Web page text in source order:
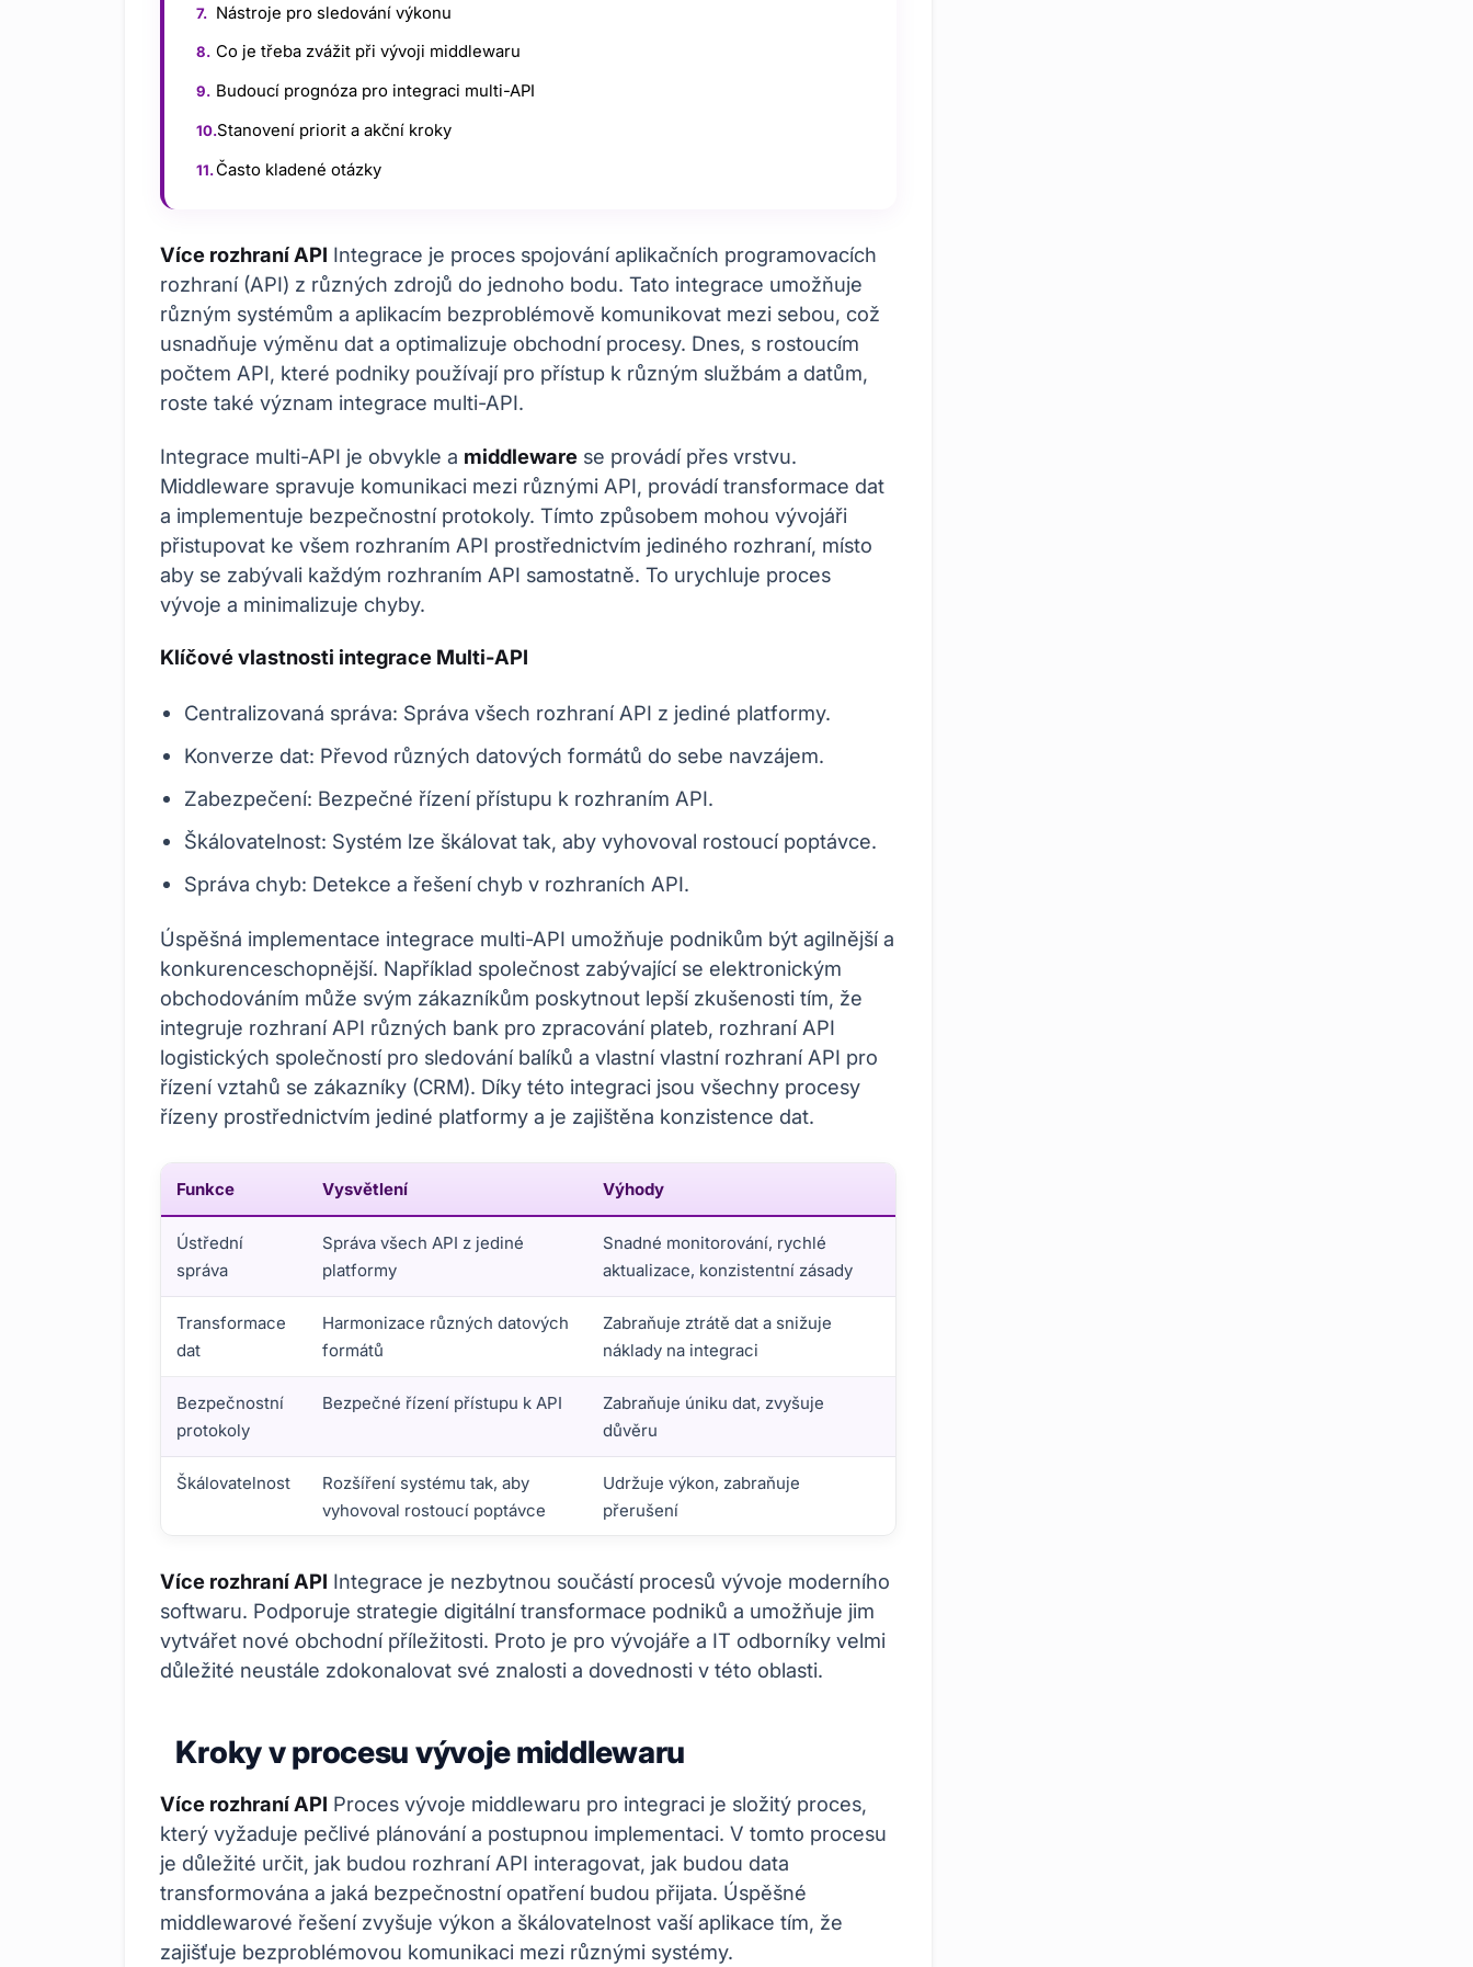
Nástroje pro sledování výkonu
Co je třeba zvážit při vývoji middlewaru
Budoucí prognóza pro integraci multi-API
Stanovení priorit a akční kroky
Často kladené otázky
Více rozhraní API Integrace je proces spojování aplikačních programovacích
rozhraní (API) z různých zdrojů do jednoho bodu. Tato integrace umožňuje
různým systémům a aplikacím bezproblémově komunikovat mezi sebou, což
usnadňuje výměnu dat a optimalizuje obchodní procesy. Dnes, s rostoucím
počtem API, které podniky používají pro přístup k různým službám a datům,
roste také význam integrace multi-API.
Integrace multi-API je obvykle a middleware se provádí přes vrstvu.
Middleware spravuje komunikaci mezi různými API, provádí transformace dat
a implementuje bezpečnostní protokoly. Tímto způsobem mohou vývojáři
přistupovat ke všem rozhraním API prostřednictvím jediného rozhraní, místo
aby se zabývali každým rozhraním API samostatně. To urychluje proces
vývoje a minimalizuje chyby.
Klíčové vlastnosti integrace Multi-API
Centralizovaná správa: Správa všech rozhraní API z jediné platformy.
Konverze dat: Převod různých datových formátů do sebe navzájem.
Zabezpečení: Bezpečné řízení přístupu k rozhraním API.
Škálovatelnost: Systém lze škálovat tak, aby vyhovoval rostoucí poptávce.
Správa chyb: Detekce a řešení chyb v rozhraních API.
Úspěšná implementace integrace multi-API umožňuje podnikům být agilnější a
konkurenceschopnější. Například společnost zabývající se elektronickým
obchodováním může svým zákazníkům poskytnout lepší zkušenosti tím, že
integruje rozhraní API různých bank pro zpracování plateb, rozhraní API
logistických společností pro sledování balíků a vlastní vlastní rozhraní API pro
řízení vztahů se zákazníky (CRM). Díky této integraci jsou všechny procesy
řízeny prostřednictvím jediné platformy a je zajištěna konzistence dat.
Funkce Vysvětlení Výhody
Ústřední
správa
Správa všech API z jediné
platformy
Snadné monitorování, rychlé
aktualizace, konzistentní zásady
Transformace
dat
Harmonizace různých datových
formátů
Zabraňuje ztrátě dat a snižuje
náklady na integraci
Bezpečnostní
protokoly
Bezpečné řízení přístupu k API
Zabraňuje úniku dat, zvyšuje
důvěru
Škálovatelnost
Rozšíření systému tak, aby
vyhovoval rostoucí poptávce
Udržuje výkon, zabraňuje
přerušení
Více rozhraní API Integrace je nezbytnou součástí procesů vývoje moderního
softwaru. Podporuje strategie digitální transformace podniků a umožňuje jim
vytvářet nové obchodní příležitosti. Proto je pro vývojáře a IT odborníky velmi
důležité neustále zdokonalovat své znalosti a dovednosti v této oblasti.
Kroky v procesu vývoje middlewaru
Více rozhraní API Proces vývoje middlewaru pro integraci je složitý proces,
který vyžaduje pečlivé plánování a postupnou implementaci. V tomto procesu
je důležité určit, jak budou rozhraní API interagovat, jak budou data
transformována a jaká bezpečnostní opatření budou přijata. Úspěšné
middlewarové řešení zvyšuje výkon a škálovatelnost vaší aplikace tím, že
zajišťuje bezproblémovou komunikaci mezi různými systémy.